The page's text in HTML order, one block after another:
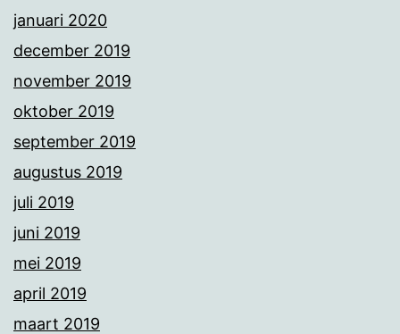
januari 2020
december 2019
november 2019
oktober 2019
september 2019
augustus 2019
juli 2019
juni 2019
mei 2019
april 2019
maart 2019